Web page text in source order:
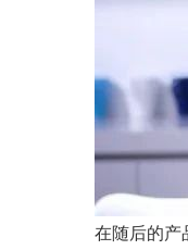
在随后的产